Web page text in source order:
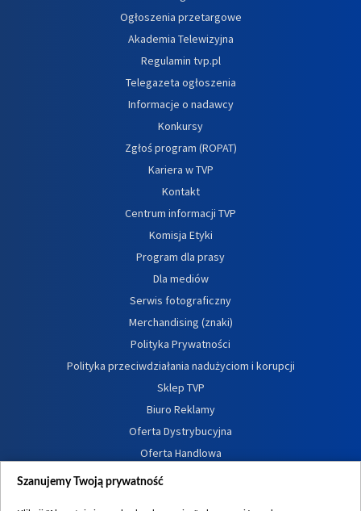
Ogłoszenia przetargowe
Akademia Telewizyjna
Regulamin tvp.pl
Telegazeta ogłoszenia
Informacje o nadawcy
Konkursy
Zgłoś program (ROPAT)
Kariera w TVP
Kontakt
Centrum informacji TVP
Komisja Etyki
Program dla prasy
Dla mediów
Serwis fotograficzny
Merchandising (znaki)
Polityka Prywatności
Polityka przeciwdziałania nadużyciom i korupcji
Sklep TVP
Biuro Reklamy
Oferta Dystrybucyjna
Oferta Handlowa
Dostępność
Szanujemy Twoją prywatność